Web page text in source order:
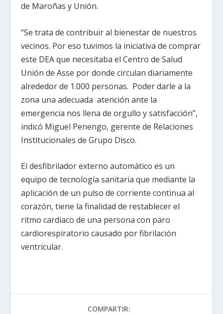
de Maroñas y Unión.
“Se trata de contribuir al bienestar de nuestros
vecinos. Por eso tuvimos la iniciativa de comprar
este DEA que necesitaba el Centro de Salud
Unión de Asse por donde circulan diariamente
alrededor de 1.000 personas. Poder darle a la
zona una adecuada atención ante la
emergencia nos llena de orgullo y satisfacción”,
indicó Miguel Penengo, gerente de Relaciones
Institucionales de Grupo Disco.
El desfibrilador externo automático es un
equipo de tecnología sanitaria que mediante la
aplicación de un pulso de corriente continua al
corazón, tiene la finalidad de restablecer el
ritmo cardiaco de una persona con paro
cardiorespiratorio causado por fibrilación
ventricular.
COMPARTIR: